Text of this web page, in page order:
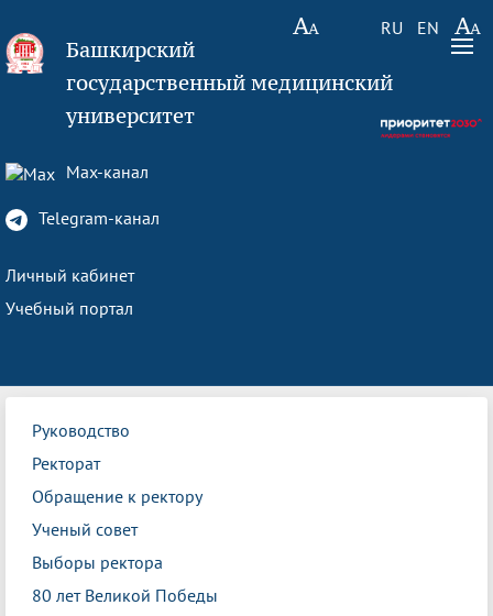
RU EN
Башкирский
государственный медицинский
университет
Max-канал
Telegram-канал
Личный кабинет
Учебный портал
Руководство
Ректорат
Обращение к ректору
Ученый совет
Выборы ректора
80 лет Великой Победы